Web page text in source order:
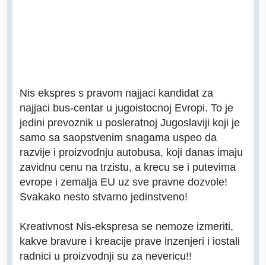
Nis ekspres s pravom najjaci kandidat za
najjaci bus-centar u jugoistocnoj Evropi. To je
jedini prevoznik u posleratnoj Jugoslaviji koji je
samo sa saopstvenim snagama uspeo da
razvije i proizvodnju autobusa, koji danas imaju
zavidnu cenu na trzistu, a krecu se i putevima
evrope i zemalja EU uz sve pravne dozvole!
Svakako nesto stvarno jedinstveno!
Kreativnost Nis-ekspresa se nemoze izmeriti,
kakve bravure i kreacije prave inzenjeri i iostali
radnici u proizvodnji su za nevericu!!